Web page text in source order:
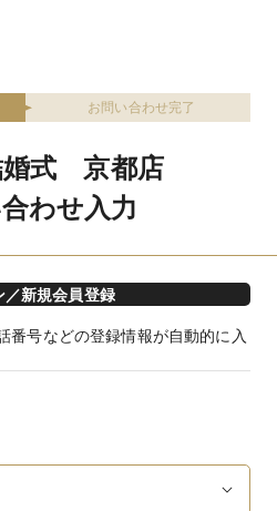
お問い合わせ完了
婚式 京都店
わせ入力
／新規会員登録
番号などの登録情報が自動的に入